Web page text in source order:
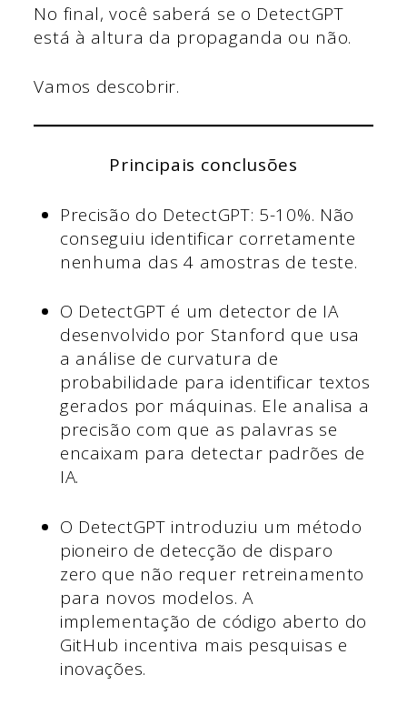
No final, você saberá se o DetectGPT
está à altura da propaganda ou não.
Vamos descobrir.
Principais conclusões
Precisão do DetectGPT: 5-10%. Não
conseguiu identificar corretamente
nenhuma das 4 amostras de teste.
O DetectGPT é um detector de IA
desenvolvido por Stanford que usa
a análise de curvatura de
probabilidade para identificar textos
gerados por máquinas. Ele analisa a
precisão com que as palavras se
encaixam para detectar padrões de
IA.
O DetectGPT introduziu um método
pioneiro de detecção de disparo
zero que não requer retreinamento
para novos modelos. A
implementação de código aberto do
GitHub incentiva mais pesquisas e
inovações.